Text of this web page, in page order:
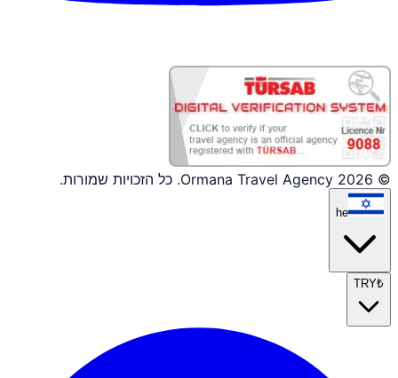
© 2026 Ormana Travel Agency. כל הזכויות שמורות.
he
₺
TRY